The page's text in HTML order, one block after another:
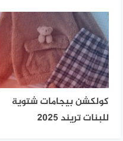
كولكشن بيجامات شتوية
للبنات تريند 2025